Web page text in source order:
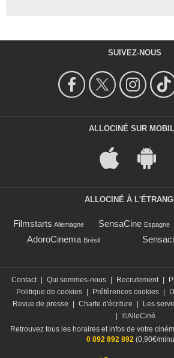
SUIVEZ-NOUS
ALLOCINÉ SUR
ALLOCINÉ À
Filmstarts Allemagne SensaCine Espagne
AdoroCinema Brésil
Contact Qui sommes-nous Recrutement
Politique de cookies
Préférences cookies
Revue de presse
Charte d'écriture Les
©AlloCiné
Retrouvez tous les horaires et infos de votre
0 892 892 892(0,90€/